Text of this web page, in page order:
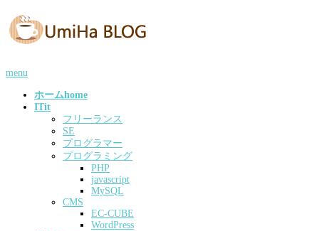
menu
ホームhome
ITit
フリーランス
SE
プログラマー
プログラミング
PHP
javascript
MySQL
CMS
EC-CUBE
WordPress